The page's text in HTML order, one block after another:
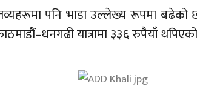
पनि भाडा उल्लेख्य रूपमा बढेको
यात्रामा ३३६ रुपैयाँ